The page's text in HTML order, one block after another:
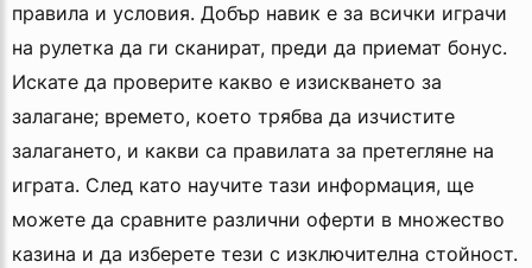
правила и условия. Добър навик е за всички играчи
на рулетка да ги сканират, преди да приемат бонус.
Искате да проверите какво е изискването за
залагане; времето, което трябва да изчистите
залагането, и какви са правилата за претегляне на
играта. След като научите тази информация, ще
можете да сравните различни оферти в множество
казина и да изберете тези с изключителна стойност.